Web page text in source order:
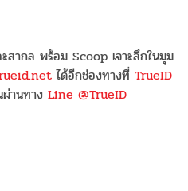
ะสากล พร้อม Scoop เจาะลึกในมุม
ได้อีกช่องทางที่ TrueID
านทาง Line @TrueID